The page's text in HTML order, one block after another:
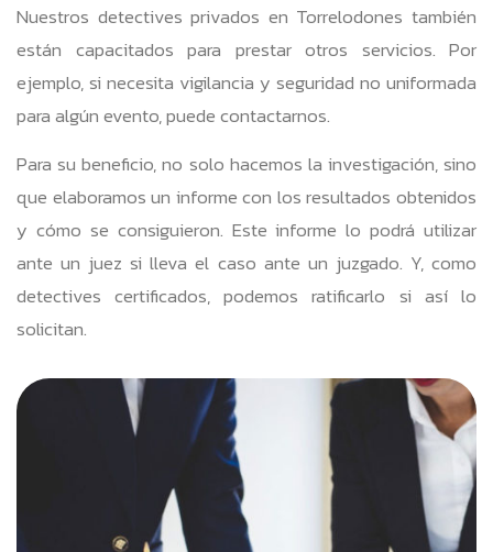
Nuestros detectives privados en Torrelodones también
están capacitados para prestar otros servicios. Por
ejemplo, si necesita vigilancia y seguridad no uniformada
para algún evento, puede contactarnos.
Para su beneficio, no solo hacemos la investigación, sino
que elaboramos un informe con los resultados obtenidos
y cómo se consiguieron. Este informe lo podrá utilizar
ante un juez si lleva el caso ante un juzgado. Y, como
detectives certificados, podemos ratificarlo si así lo
solicitan.